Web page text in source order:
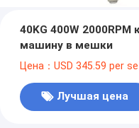
40KG 400W
машину в мешки
Цена：USD 345.59 per
Лучшая цена